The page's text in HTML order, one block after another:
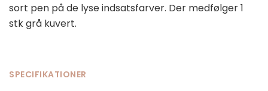
sort pen på de lyse indsatsfarver. Der medfølger 1
stk grå kuvert.
SPECIFIKATIONER